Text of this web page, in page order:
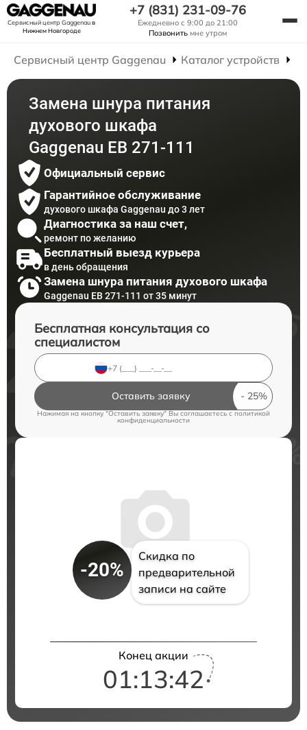
Сервисный центр Gaggenauв
Нижнем Новгороде
+7 (831) 231-09-76
Ежедневно с 9:00 до 21:00
Позвонить мне утром
Сервисный центр Gaggenau Каталог устройств
Замена шнура питания
духового шкафа
Gaggenau EB 271-111
Официальный сервис
Гарантийное обслуживание
духового шкафа Gaggenau до 3 лет
Диагностика за наш счет,
ремонт по желанию
Бесплатный выезд курьера
в день обращения
Замена шнура питания духового шкафа
Gaggenau EB 271-111 от 35 минут
Бесплатная консультация со
специалистом
Оставить заявку
Нажимая на кнопку "Оставить заявку" Вы соглашаетесь cполитикой
конфиденциальности
-20%
Скидка по
предварительной
записи на сайте
Конец акции
01:13:41